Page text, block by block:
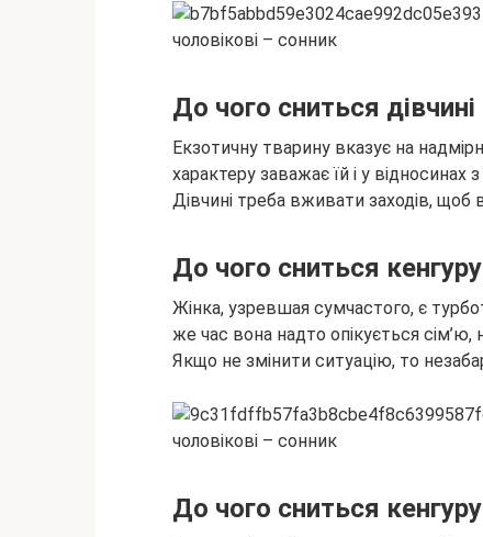
До чого сниться дівчині
Екзотичну тварину вказує на
характеру заважає їй і у
Дівчині треба вживати заходів, щоб
До чого сниться
Жінка, узревшая сумчастого, є
же час вона надто опікується
Якщо не змінити ситуацію, то
До чого сниться кенгуру